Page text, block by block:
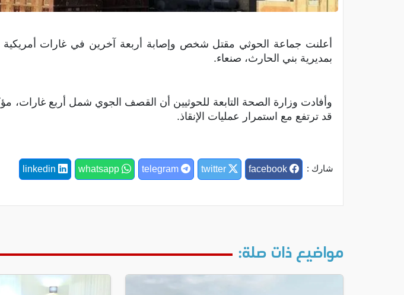
أعلنت جماعة الحوثي مقتل شخص وإصابة أربعة آخرين في غارات
بمديرية بني الحارث، صنعاء.
وأفادت وزارة الصحة التابعة للحوثيين أن القصف الجوي شمل أربع غارات،
قد ترتفع مع استمرار عمليات الإنقاذ.
شارك :
مواضيع ذات صلة: